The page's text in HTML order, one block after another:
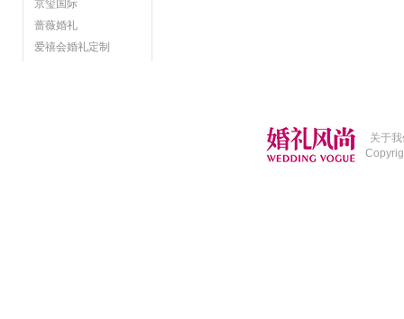
京玺国际
蔷薇婚礼
爱禧会婚礼定制
关于